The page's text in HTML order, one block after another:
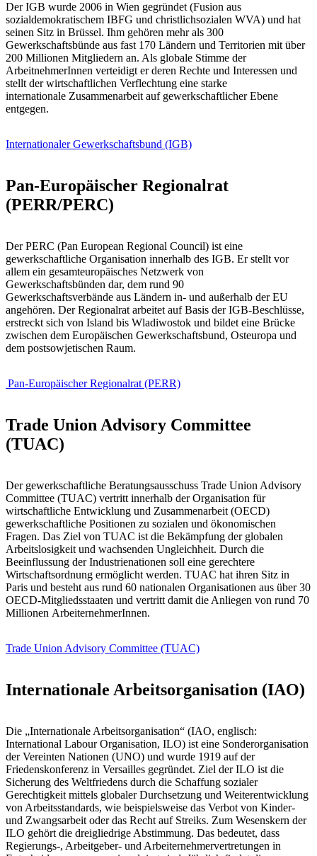
Der IGB wurde 2006 in Wien gegründet (Fusion aus
sozialdemokratischem IBFG und christlichsozialen WVA) und hat
seinen Sitz in Brüssel. Ihm gehören mehr als 300
Gewerkschaftsbünde aus fast 170 Ländern und Territorien mit über
200 Millionen Mitgliedern an. Als globale Stimme der
ArbeitnehmerInnen verteidigt er deren Rechte und Interessen und
stellt der wirtschaftlichen Verflechtung eine starke
internationale Zusammenarbeit auf gewerkschaftlicher Ebene
entgegen.
Internationaler Gewerkschaftsbund (IGB)
Pan-Europäischer Regionalrat
(PERR/PERC)
Der PERC (Pan European Regional Council) ist eine
gewerkschaftliche Organisation innerhalb des IGB. Er stellt vor
allem ein gesamteuropäisches Netzwerk von
Gewerkschaftsbünden dar, dem rund 90
Gewerkschaftsverbände aus Ländern in- und außerhalb der EU
angehören. Der Regionalrat arbeitet auf Basis der IGB-Beschlüsse,
erstreckt sich von Island bis Wladiwostok und bildet eine Brücke
zwischen dem Europäischen Gewerkschaftsbund, Osteuropa und
dem postsowjetischen Raum.
Pan-Europäischer Regionalrat (PERR)
Trade Union Advisory Committee
(TUAC)
Der gewerkschaftliche Beratungsausschuss Trade Union Advisory
Committee (TUAC) vertritt innerhalb der Organisation für
wirtschaftliche Entwicklung und Zusammenarbeit (OECD)
gewerkschaftliche Positionen zu sozialen und ökonomischen
Fragen. Das Ziel von TUAC ist die Bekämpfung der globalen
Arbeitslosigkeit und wachsenden Ungleichheit. Durch die
Beeinflussung der Industrienationen soll eine gerechtere
Wirtschaftsordnung ermöglicht werden. TUAC hat ihren Sitz in
Paris und besteht aus rund 60 nationalen Organisationen aus über 30
OECD-Mitgliedsstaaten und vertritt damit die Anliegen von rund 70
Millionen ArbeiternehmerInnen.
Trade Union Advisory Committee (TUAC)
Internationale Arbeitsorganisation (IAO)
Die „Internationale Arbeitsorganisation“ (IAO, englisch:
International Labour Organisation, ILO) ist eine Sonderorganisation
der Vereinten Nationen (UNO) und wurde 1919 auf der
Friedenskonferenz in Versailles gegründet. Ziel der ILO ist die
Sicherung des Weltfriedens durch die Schaffung sozialer
Gerechtigkeit mittels globaler Durchsetzung und Weiterentwicklung
von Arbeitsstandards, wie beispielsweise das Verbot von Kinder-
und Zwangsarbeit oder das Recht auf Streiks. Zum Wesenskern der
ILO gehört die dreigliedrige Abstimmung. Das bedeutet, dass
Regierungs-, Arbeitgeber- und Arbeiternehmervertretungen in